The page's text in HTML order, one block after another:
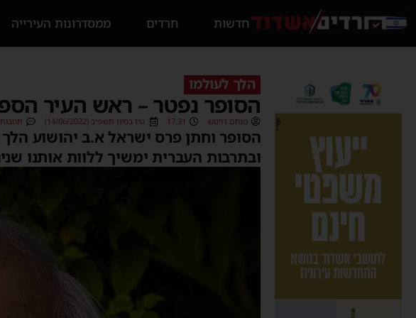
חדשות חרדים ממסדרונות העירייה
הלך לעולמו
הסופר נפטר – ראש העיר
מנחם דויטש 17:31 ט״ו בסיון תשפ״ב (14/06/2022) תגובות
הסופר וחתן פרס ישראל א.ב יהושוע
ובתרבות העברית ימשיך ללוות אותנו